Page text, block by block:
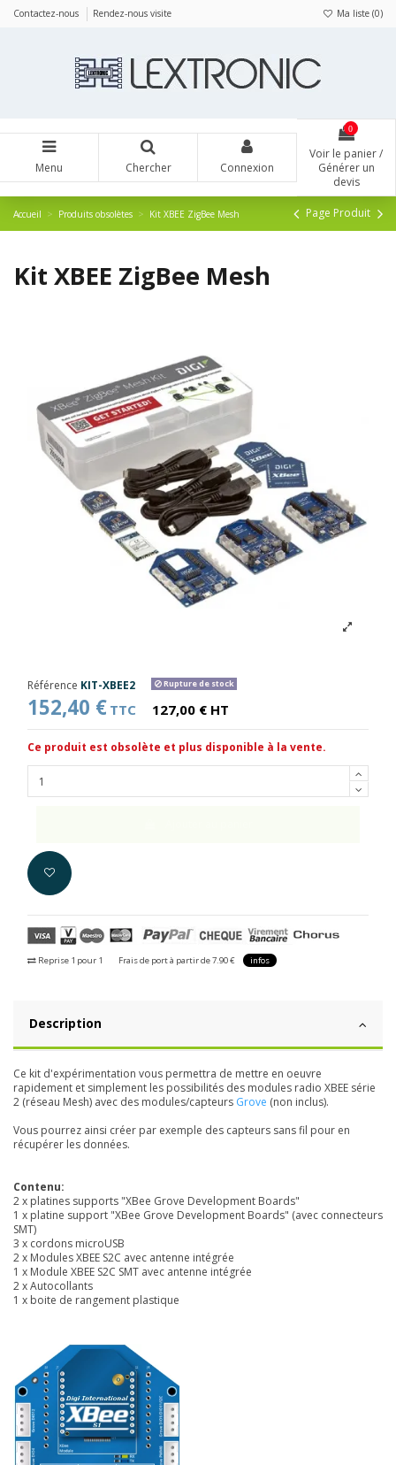
Contactez-nous Rendez-nous visite Ma liste (0)
Menu Chercher Connexion
0
Voir le panier /
Générer un
devis
Accueil Produits obsolètes Kit XBEE ZigBee Mesh Page Produit
Kit XBEE ZigBee Mesh
Référence KIT-XBEE2 Rupture de stock
152,40 € TTC 127,00 € HT
Ce produit est obsolète et plus disponible à la vente.
Reprise 1 pour 1 Frais de port à partir de 7.90 € infos
Description
Ce kit d'expérimentation vous permettra de mettre en oeuvre
rapidement et simplement les possibilités des modules radio XBEE série
2 (réseau Mesh) avec des modules/capteurs Grove (non inclus).
Vous pourrez ainsi créer par exemple des capteurs sans fil pour en
récupérer les données.
Contenu:
2 x platines supports "XBee Grove Development Boards"
1 x platine support "XBee Grove Development Boards" (avec connecteurs
SMT)
3 x cordons microUSB
2 x Modules XBEE S2C avec antenne intégrée
1 x Module XBEE S2C SMT avec antenne intégrée
2 x Autocollants
1 x boite de rangement plastique
Panneau de gestion des cookies